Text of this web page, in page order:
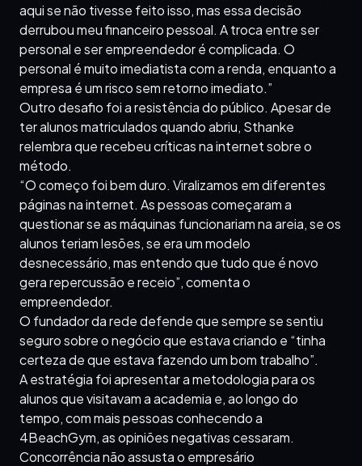
aqui se não tivesse feito isso, mas essa decisão
derrubou meu financeiro pessoal. A troca entre ser
personal e ser empreendedor é complicada. O
personal é muito imediatista com a renda, enquanto a
empresa é um risco sem retorno imediato.”
Outro desafio foi a resistência do público. Apesar de
ter alunos matriculados quando abriu, Sthanke
relembra que recebeu críticas na internet sobre o
método.
“O começo foi bem duro. Viralizamos em diferentes
páginas na internet. As pessoas começaram a
questionar se as máquinas funcionariam na areia, se os
alunos teriam lesões, se era um modelo
desnecessário, mas entendo que tudo que é novo
gera repercussão e receio”, comenta o
empreendedor.
O fundador da rede defende que sempre se sentiu
seguro sobre o negócio que estava criando e “tinha
certeza de que estava fazendo um bom trabalho”.
A estratégia foi apresentar a metodologia para os
alunos que visitavam a academia e, ao longo do
tempo, com mais pessoas conhecendo a
4BeachGym, as opiniões negativas cessaram.
Concorrência não assusta o empresário